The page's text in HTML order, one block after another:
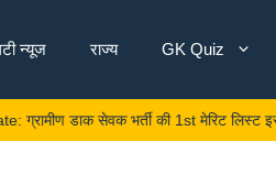
न्यूज राज्य GK Quiz
सेवक भर्ती की 1st मेरिट लिस्ट इस दिन